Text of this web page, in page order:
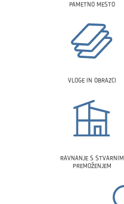
PAMETNO MESTO
VLOGE IN OBRAZCI
RAVNANJE S STVARNIM
PREMOŽENJEM